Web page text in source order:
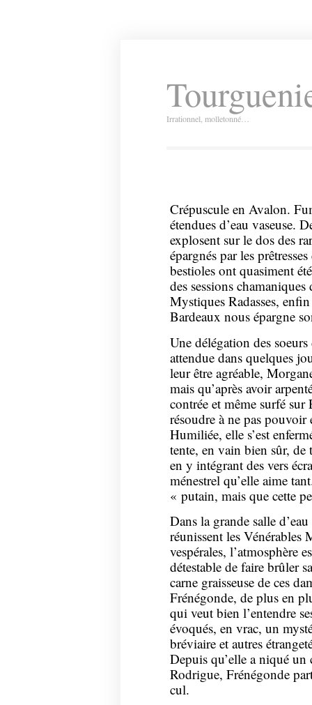
Irrationnel, molletonné…
Crépuscule en Avalon.
étendues d’eau vaseuse.
explosent sur le dos des
épargnés par les
bestioles ont quasiment
des sessions
Mystiques Radasses,
Bardeaux nous épargne
Une délégation des
attendue dans quelques
leur être agréable,
mais qu’après avoir
contrée et même surfé sur
résoudre à ne pas pouvoir
Humiliée, elle s’est
tente, en vain bien sûr,
en y intégrant des vers
ménestrel qu’elle aime
« putain, mais que cette
Dans la grande salle
réunissent les
vespérales, l’atmosphère
détestable de faire brûler
carne graisseuse de ces
Frénégonde, de plus en
qui veut bien l’entendre
évoqués, en vrac, un
bréviaire et autres
Depuis qu’elle a niqué
Rodrigue, Frénégonde
cul.